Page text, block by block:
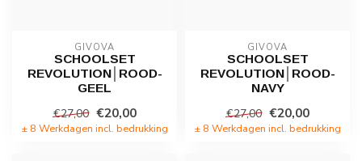
GIVOVA
SCHOOLSET
REVOLUTION│ROOD-
GEEL
€27,00 €20,00
± 8 Werkdagen incl. bedrukking
GIVOVA
SCHOOLSET
REVOLUTION│ROOD-
NAVY
€27,00 €20,00
± 8 Werkdagen incl. bedrukking